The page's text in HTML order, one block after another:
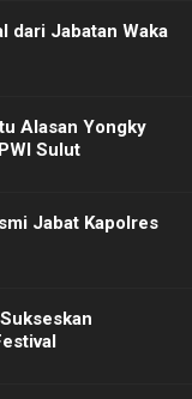
dari Jabatan Waka
Alasan Yongky
Sulut
Jabat Kapolres